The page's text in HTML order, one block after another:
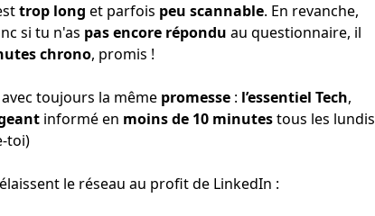
trop long et parfois peu scannable. En revanche,
si tu n'as pas encore répondu au questionnaire, il
chrono, promis !
toujours la même promesse : l’essentiel Tech,
informé en moins de 10 minutestous les lundis
toi)
le réseau au profit de LinkedIn :